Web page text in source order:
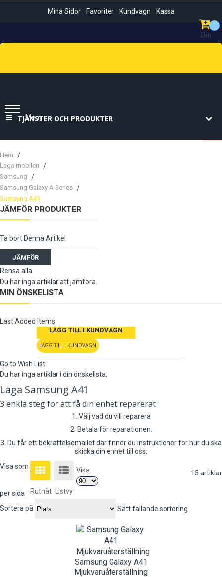
Mina Sidor Favoriter Kundvagn Kassa
Din
Kundvagn
Sök
TJÄNSTER OCH PRODUKTER
Meny
Hem
Laga mobilen
Samsung
Samsung Galaxy A Series
Samsung A41
JÄMFÖR PRODUKTER
Ta bort Denna Artikel
JÄMFÖR
Rensa alla
Du har inga artiklar att jämföra.
MIN ÖNSKELISTA
Last Added Items
LÄGG TILL I KUNDVAGN
LÄGG TILL I KUNDVAGN
Go to Wish List
Du har inga artiklar i din önskelista.
Laga Samsung A41
3 enkla steg för att få din enhet reparerat
1. Välj vad du vill reparera
2. Betala för reparationen.
3. Du får ett bekräftelsemailet där finner du instruktioner för hur du ska
skicka din enhet till oss.
Visa som
Rutnät Listvy
15 artiklar
Visa
per sida
Sortera på
Sätt fallande sortering
Samsung Galaxy A41
Mjukvaruåterställning